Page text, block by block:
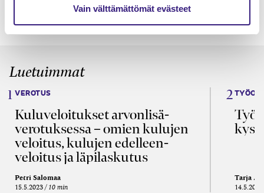
Vain välttämättömät evästeet
Luetuimmat
VEROTUS
Kulu­veloitukset arvon­lisä­
verotuksessa – omien kulujen
veloitus, kulujen edelleen­
veloitus ja läpi­laskutus
Petri Salomaa
15.5.2023 10 min
Tarja
14.5.2021